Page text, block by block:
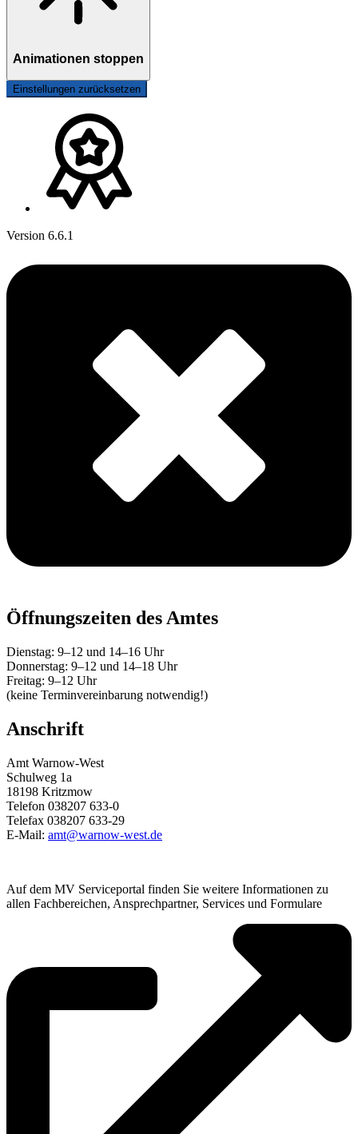
Animationen stoppen
Einstellungen zurücksetzen
Version 6.6.1
Öffnungszeiten des Amtes
Dienstag: 9–12 und 14–16 Uhr
Donnerstag: 9–12 und 14–18 Uhr
Freitag: 9–12 Uhr
(keine Terminvereinbarung notwendig!)
Anschrift
Amt Warnow-West
Schulweg 1a
18198 Kritzmow
Telefon 038207 633-0
Telefax 038207 633-29
E-Mail: amt@warnow-west.de
Auf dem MV Serviceportal finden Sie weitere Informationen zu
allen Fachbereichen, Ansprechpartner, Services und Formulare